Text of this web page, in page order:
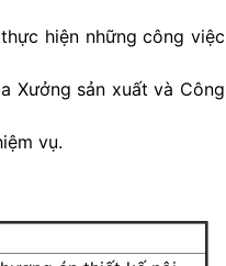
hiện những công việc
Xưởng sản xuất và Công
vụ.